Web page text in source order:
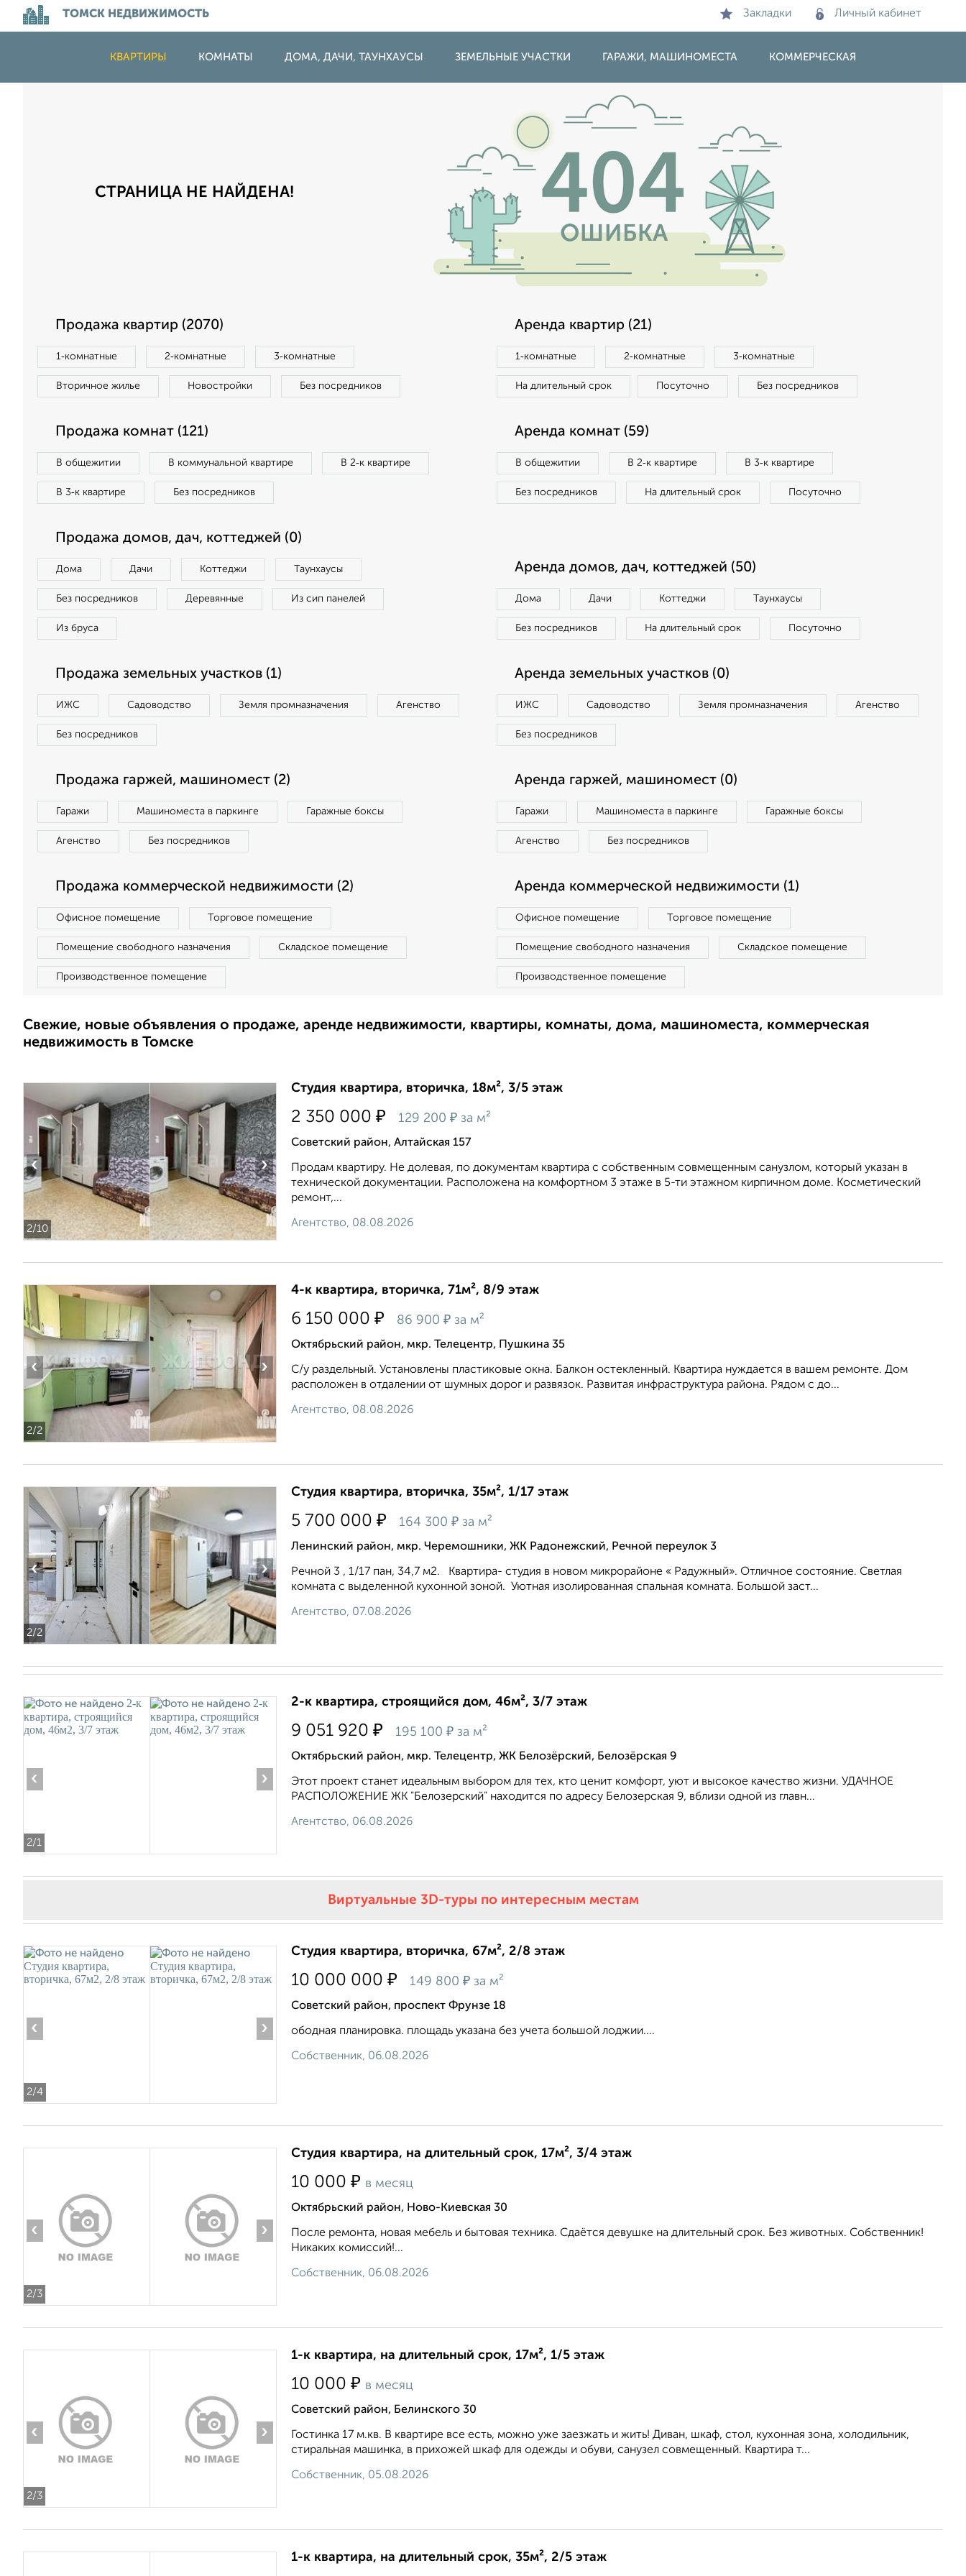
ТОМСК НЕДВИЖИМОСТЬ Закладки Личный кабинет
КВАРТИРЫ КОМНАТЫ ДОМА, ДАЧИ, ТАУНХАУСЫ ЗЕМЕЛЬНЫЕ УЧАСТКИ ГАРАЖИ, МАШИНОМЕСТА КОММЕРЧЕСКАЯ
СТРАНИЦА НЕ НАЙДЕНА!
Продажа квартир (2070)
1‑комнатные 2‑комнатные 3‑комнатные
Вторичное жилье Новостройки Без посредников
Аренда квартир (21)
1‑комнатные 2‑комнатные 3‑комнатные
На длительный срок Посуточно Без посредников
Продажа комнат (121)
В общежитии В коммунальной квартире В 2‑к квартире
В 3‑к квартире Без посредников
Аренда комнат (59)
В общежитии В 2‑к квартире В 3‑к квартире
Без посредников На длительный срок Посуточно
Продажа домов, дач, коттеджей (0)
Дома Дачи Коттеджи Таунхаусы
Без посредников Деревянные Из сип панелей
Из бруса
Аренда домов, дач, коттеджей (50)
Дома Дачи Коттеджи Таунхаусы
Без посредников На длительный срок Посуточно
Продажа земельных участков (1)
ИЖС Садоводство Земля промназначения Агенство
Без посредников
Аренда земельных участков (0)
ИЖС Садоводство Земля промназначения Агенство
Без посредников
Продажа гаржей, машиномест (2)
Гаражи Машиноместа в паркинге Гаражные боксы
Агенство Без посредников
Аренда гаржей, машиномест (0)
Гаражи Машиноместа в паркинге Гаражные боксы
Агенство Без посредников
Продажа коммерческой недвижимости (2)
Офисное помещение Торговое помещение
Помещение свободного назначения Складское помещение
Производственное помещение
Аренда коммерческой недвижимости (1)
Офисное помещение Торговое помещение
Помещение свободного назначения Складское помещение
Производственное помещение
Свежие, новые объявления о продаже, аренде недвижимости, квартиры, комнаты, дома, машиноместа, коммерческая
недвижимость в Томске
2/10
‹ ›
Студия квартира, вторичка, 18м², 3/5 этаж
2 350 000 ₽ 129 200 ₽ за м²
Советский район, Алтайская 157
Продам квартиру. Не долевая, по документам квартира с собственным совмещенным санузлом, который указан в
технической документации. Расположена на комфортном 3 этаже в 5-ти этажном кирпичном доме. Косметический
ремонт,...
Агентство, 08.08.2026
2/2
‹ ›
4-к квартира, вторичка, 71м², 8/9 этаж
6 150 000 ₽ 86 900 ₽ за м²
Октябрьский район, мкр. Телецентр, Пушкина 35
С/у раздельный. Установлены пластиковые окна. Балкон остекленный. Квартира нуждается в вашем ремонте. Дом
расположен в отдалении от шумных дорог и развязок. Развитая инфраструктура района. Рядом с до...
Агентство, 08.08.2026
2/2
‹ ›
Студия квартира, вторичка, 35м², 1/17 этаж
5 700 000 ₽ 164 300 ₽ за м²
Ленинский район, мкр. Черемошники, ЖК Радонежский, Речной переулок 3
Речной 3 , 1/17 пан, 34,7 м2. Квартира- студия в новом микрорайоне « Радужный». Отличное состояние. Светлая
комната с выделенной кухонной зоной. Уютная изолированная спальная комната. Большой заст...
Агентство, 07.08.2026
2/1
‹ ›
2-к квартира, строящийся дом, 46м², 3/7 этаж
9 051 920 ₽ 195 100 ₽ за м²
Октябрьский район, мкр. Телецентр, ЖК Белозёрский, Белозёрская 9
Этот проект станет идеальным выбором для тех, кто ценит комфорт, уют и высокое качество жизни. УДАЧНОЕ
РАСПОЛОЖЕНИЕ ЖК "Белозерский" находится по адресу Белозерская 9, вблизи одной из главн...
Агентство, 06.08.2026
Виртуальные 3D-туры по интересным местам
2/4
‹ ›
Студия квартира, вторичка, 67м², 2/8 этаж
10 000 000 ₽ 149 800 ₽ за м²
Советский район, проспект Фрунзе 18
ободная планировка. площадь указана без учета большой лоджии....
Собственник, 06.08.2026
2/3
‹ ›
Студия квартира, на длительный срок, 17м², 3/4 этаж
10 000 ₽ в месяц
Октябрьский район, Ново-Киевская 30
После ремонта, новая мебель и бытовая техника. Сдаётся девушке на длительный срок. Без животных. Собственник!
Никаких комиссий!...
Собственник, 06.08.2026
2/3
‹ ›
1-к квартира, на длительный срок, 17м², 1/5 этаж
10 000 ₽ в месяц
Советский район, Белинского 30
Гостинка 17 м.кв. В квартире все есть, можно уже заезжать и жить! Диван, шкаф, стол, кухонная зона, холодильник,
стиральная машинка, в прихожей шкаф для одежды и обуви, санузел совмещенный. Квартира т...
Собственник, 05.08.2026
1-к квартира, на длительный срок, 35м², 2/5 этаж